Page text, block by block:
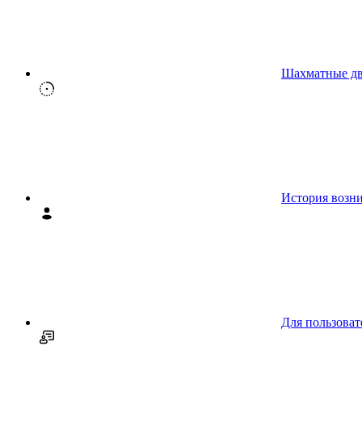
Шахматные
История
Для